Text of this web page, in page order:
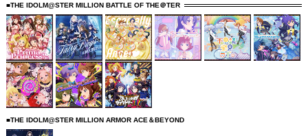
■THE IDOLM@STER MILLION BATTLE OF THE＠TER
■THE IDOLM@STER MILLION ARMOR ACE＆BEYOND